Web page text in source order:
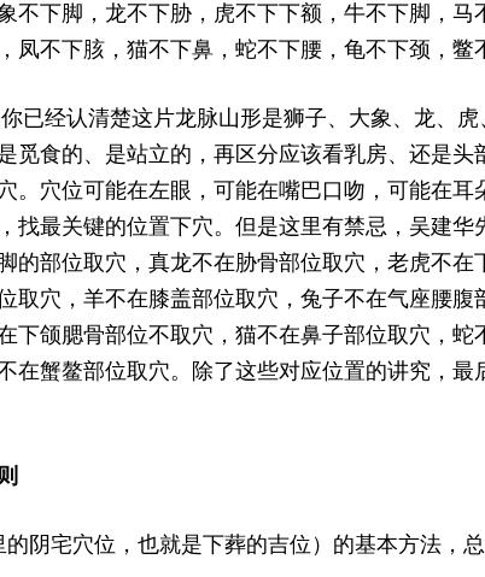
不下脚，龙不下胁，虎不下下额，牛不下脚，
凤不下胲，猫不下鼻，蛇不下腰，龟不下颈，鳖
经认清楚这片龙脉山形是狮子、大象、龙、虎
觅食的、是站立的，再区分应该看乳房、还是
。穴位可能在左眼，可能在嘴巴口吻，可能在
找最关键的位置下穴。但是这里有禁忌，吴建
的部位取穴，真龙不在胁骨部位取穴，老虎不
取穴，羊不在膝盖部位取穴，兔子不在气座腰
下颌腮骨部位不取穴，猫不在鼻子部位取穴，
在蟹鳌部位取穴。除了这些对应位置的讲究，
宅穴位，也就是下葬的吉位）的基本方法，总